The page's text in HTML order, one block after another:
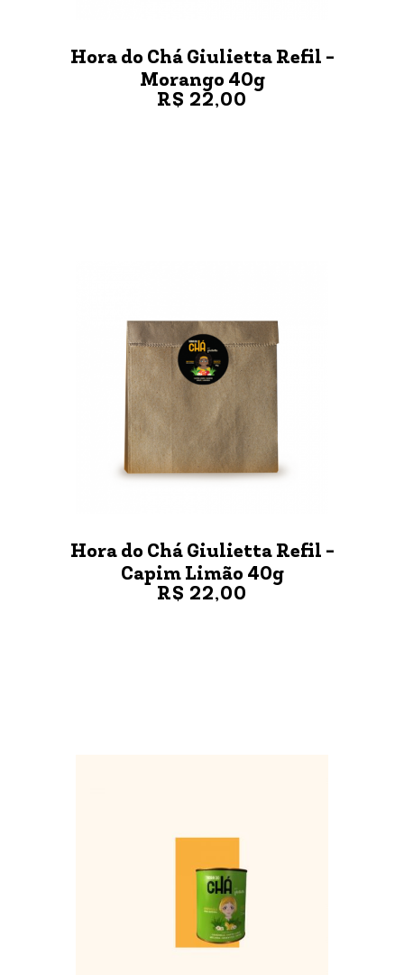
Hora do Chá Giulietta Refil -
Morango 40g
R$ 22,00
Hora do Chá Giulietta Refil -
Capim Limão 40g
R$ 22,00